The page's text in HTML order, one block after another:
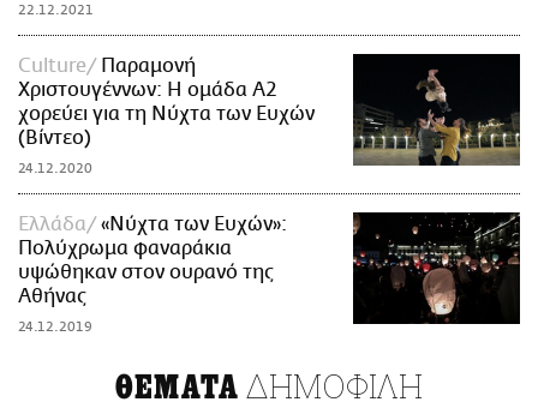
22.12.2021
Culture
Παραμονή
Χριστουγέννων: Η ομάδα Α2
χορεύει για τη Νύχτα των Ευχών
(Βίντεο)
24.12.2020
Ελλάδα
«Νύχτα των Ευχών»:
Πολύχρωμα φαναράκια
υψώθηκαν στον ουρανό της
Αθήνας
24.12.2019
ΘΕΜΑΤΑ ΔΗΜΟΦΙΛΗ